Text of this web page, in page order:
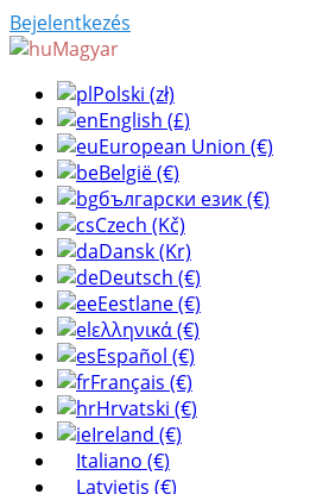
Bejelentkezés
Magyar
Polski (zł)
English (£)
European Union (€)
België (€)
български език (€)
Czech (Kč)
Dansk (Kr)
Deutsch (€)
Eestlane (€)
ελληνικά (€)
Español (€)
Français (€)
Hrvatski (€)
Ireland (€)
Italiano (€)
Latvietis (€)